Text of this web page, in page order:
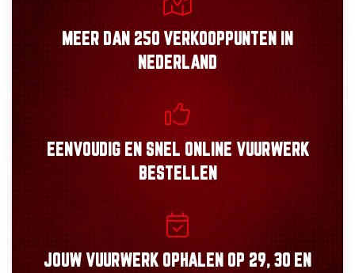
MEER DAN 250 VERKOOPPUNTEN
IN
NEDERLAND
EENVOUDIGEN SNEL ONLINE VUURWERK
BESTELLEN
JOUW VUURWERK OPHALEN OP 29, 30 EN